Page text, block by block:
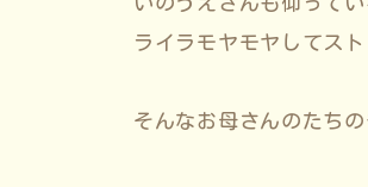
ライラモヤモヤしてス
そんなお母さんのたち